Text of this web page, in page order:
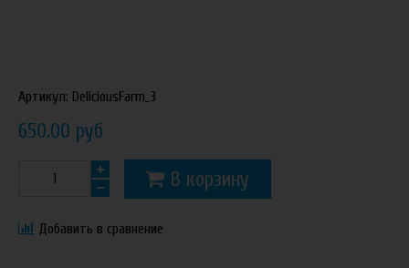
Артикул: DeliciousFarm_3
650.00 руб
В корзину
Добавить в сравнение